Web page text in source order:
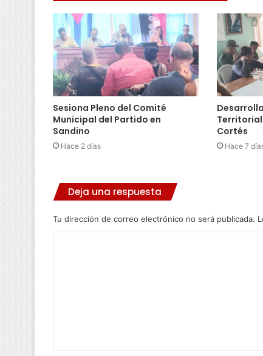
Sesiona Pleno del Comité
Municipal del Partido en
Sandino
Hace 2 días
Territorial
Cortés
Hace 7
Deja una respuesta
Tu dirección de correo electrónico no será publicada.
a